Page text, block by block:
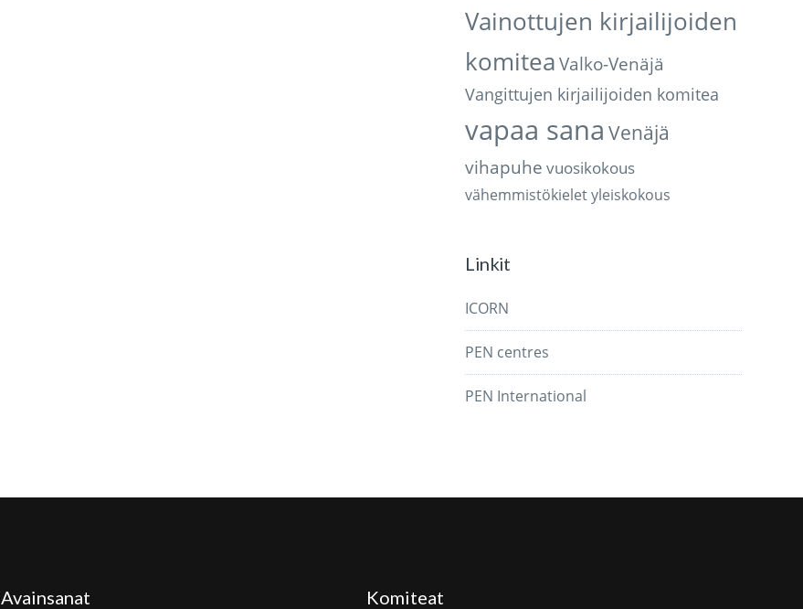
Vainottujen kirjailijoiden
komitea Valko-Venäjä
Vangittujen kirjailijoiden komitea
vapaa sana Venäjä
vihapuhe vuosikokous
vähemmistökieletyleiskokous
Linkit
ICORN
PEN centres
PEN International
Avainsanat Komiteat